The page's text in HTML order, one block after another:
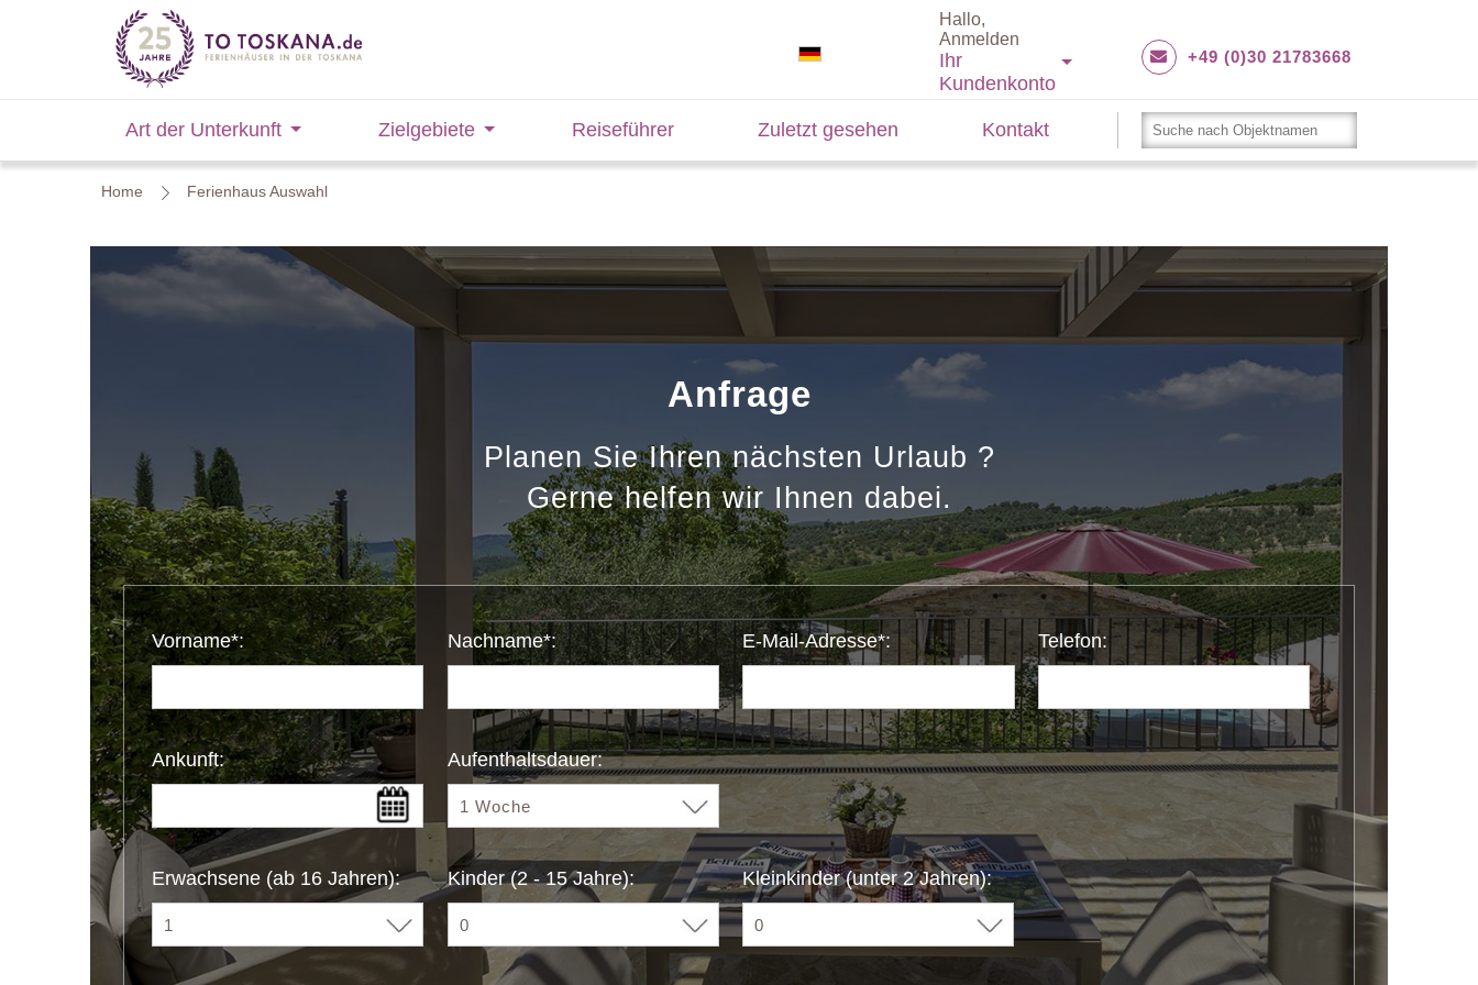
Hallo,
Anmelden
Ihr
Kundenkonto
+49 (0)30 21783668
Art der Unterkunft Zielgebiete Reiseführer Zuletzt gesehen Kontakt
Home Ferienhaus Auswahl
Anfrage
Planen Sie Ihren nächsten Urlaub ?
Gerne helfen wir Ihnen dabei.
Vorname*: Nachname*: E-Mail-Adresse*: Telefon:
Ankunft: Aufenthaltsdauer:
Erwachsene (ab 16 Jahren): Kinder (2 - 15 Jahre): Kleinkinder (unter 2 Jahren):